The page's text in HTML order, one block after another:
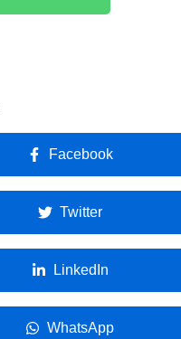
Facebook
Twitter
LinkedIn
WhatsApp